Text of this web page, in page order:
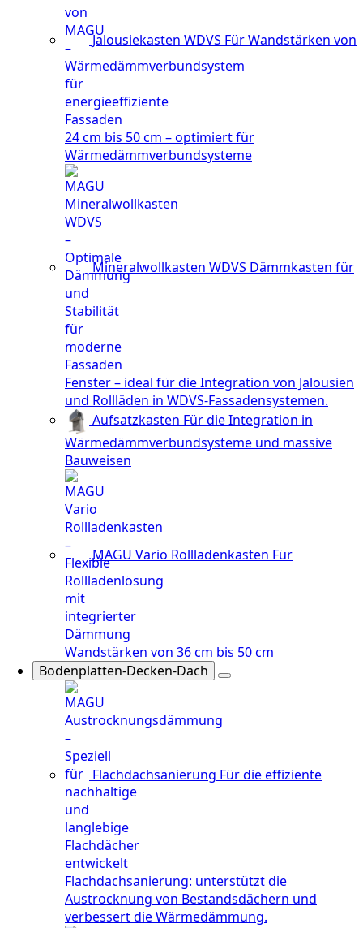
Jalousiekasten WDVS Für Wandstärken von
24 cm bis 50 cm – optimiert für
Wärmedämmverbundsysteme
Mineralwollkasten WDVS Dämmkasten für
Fenster – ideal für die Integration von Jalousien
und Rollläden in WDVS-Fassadensystemen.
Aufsatzkasten Für die Integration in
Wärmedämmverbundsysteme und massive
Bauweisen
MAGU Vario Rollladenkasten Für
Wandstärken von 36 cm bis 50 cm
Bodenplatten-Decken-Dach
Flachdachsanierung Für die effiziente
Flachdachsanierung: unterstützt die
Austrocknung von Bestandsdächern und
verbessert die Wärmedämmung.